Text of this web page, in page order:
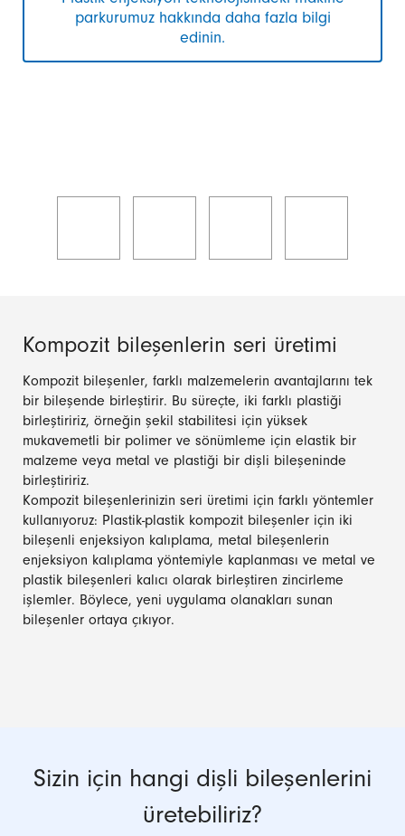
parkurumuz hakkında daha fazla bilgi
edinin.
Kompozit bileşenlerin seri üretimi
Kompozit bileşenler, farklı malzemelerin avantajlarını tek
bir bileşende birleştirir. Bu süreçte, iki farklı plastiği
birleştiririz, örneğin şekil stabilitesi için yüksek
mukavemetli bir polimer ve sönümleme için elastik bir
malzeme veya metal ve plastiği bir dişli bileşeninde
birleştiririz.
Kompozit bileşenlerinizin seri üretimi için farklı yöntemler
kullanıyoruz: Plastik-plastik kompozit bileşenler için iki
bileşenli enjeksiyon kalıplama, metal bileşenlerin
enjeksiyon kalıplama yöntemiyle kaplanması ve metal ve
plastik bileşenleri kalıcı olarak birleştiren zincirleme
işlemler. Böylece, yeni uygulama olanakları sunan
bileşenler ortaya çıkıyor.
Sizin için hangi dişli bileşenlerini
üretebiliriz?